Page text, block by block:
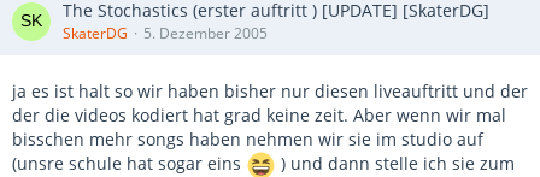
The Stochastics (erster auftritt ) [UPDATE] [SkaterDG]
SkaterDG 5. Dezember 2005
ja es ist halt so wir haben bisher nur diesen liveauftritt und der
der die videos kodiert hat grad keine zeit. Aber wenn wir mal
bisschen mehr songs haben nehmen wir sie im studio auf
(unsre schule hat sogar eins
) und dann stelle ich sie zum